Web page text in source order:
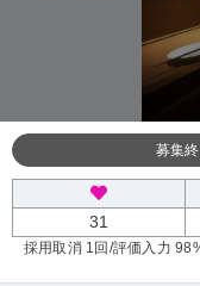
募集終
31
採用取消 1回 /評価入力